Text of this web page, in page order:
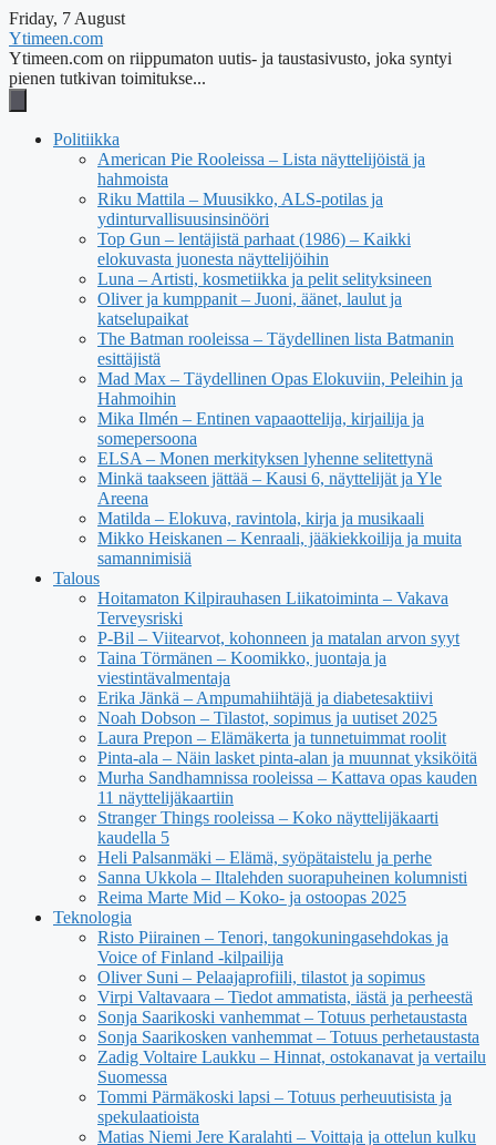
Friday, 7 August
Ytimeen.com
Ytimeen.com on riippumaton uutis- ja taustasivusto, joka syntyi
pienen tutkivan toimitukse...
Politiikka
American Pie Rooleissa – Lista näyttelijöistä ja
hahmoista
Riku Mattila – Muusikko, ALS-potilas ja
ydinturvallisuusinsinööri
Top Gun – lentäjistä parhaat (1986) – Kaikki
elokuvasta juonesta näyttelijöihin
Luna – Artisti, kosmetiikka ja pelit selityksineen
Oliver ja kumppanit – Juoni, äänet, laulut ja
katselupaikat
The Batman rooleissa – Täydellinen lista Batmanin
esittäjistä
Mad Max – Täydellinen Opas Elokuviin, Peleihin ja
Hahmoihin
Mika Ilmén – Entinen vapaaottelija, kirjailija ja
somepersoona
ELSA – Monen merkityksen lyhenne selitettynä
Minkä taakseen jättää – Kausi 6, näyttelijät ja Yle
Areena
Matilda – Elokuva, ravintola, kirja ja musikaali
Mikko Heiskanen – Kenraali, jääkiekkoilija ja muita
samannimisiä
Talous
Hoitamaton Kilpirauhasen Liikatoiminta – Vakava
Terveysriski
P-Bil – Viitearvot, kohonneen ja matalan arvon syyt
Taina Törmänen – Koomikko, juontaja ja
viestintävalmentaja
Erika Jänkä – Ampumahiihtäjä ja diabetesaktiivi
Noah Dobson – Tilastot, sopimus ja uutiset 2025
Laura Prepon – Elämäkerta ja tunnetuimmat roolit
Pinta-ala – Näin lasket pinta-alan ja muunnat yksiköitä
Murha Sandhamnissa rooleissa – Kattava opas kauden
11 näyttelijäkaartiin
Stranger Things rooleissa – Koko näyttelijäkaarti
kaudella 5
Heli Palsanmäki – Elämä, syöpätaistelu ja perhe
Sanna Ukkola – Iltalehden suorapuheinen kolumnisti
Reima Marte Mid – Koko- ja ostoopas 2025
Teknologia
Risto Piirainen – Tenori, tangokuningasehdokas ja
Voice of Finland -kilpailija
Oliver Suni – Pelaajaprofiili, tilastot ja sopimus
Virpi Valtavaara – Tiedot ammatista, iästä ja perheestä
Sonja Saarikoski vanhemmat – Totuus perhetaustasta
Sonja Saarikosken vanhemmat – Totuus perhetaustasta
Zadig Voltaire Laukku – Hinnat, ostokanavat ja vertailu
Suomessa
Tommi Pärmäkoski lapsi – Totuus perheuutisista ja
spekulaatioista
Matias Niemi Jere Karalahti – Voittaja ja ottelun kulku